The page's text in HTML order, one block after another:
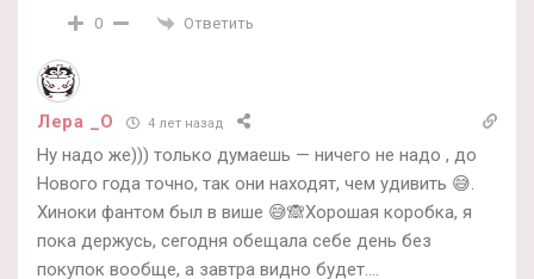
0 Ответить
Лера _О 4 лет назад
Ну надо же))) только думаешь — ничего не надо , до
Нового года точно, так они находят, чем удивить 😅.
Хиноки фантом был в више 😅🙈Хорошая коробка, я
пока держусь, сегодня обещала себе день без
покупок вообще, а завтра видно будет….